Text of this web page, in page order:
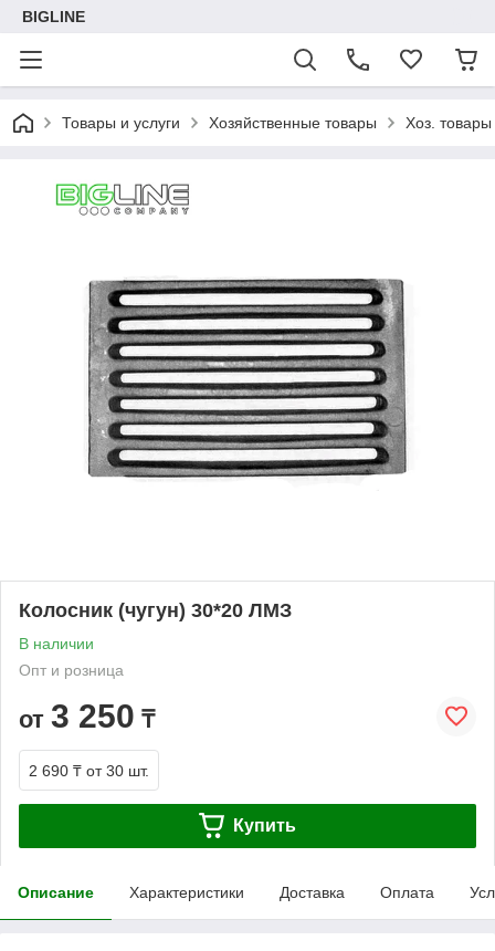
BIGLINE
Товары и услуги Хозяйственные товары Хоз.
Колосник (чугун) 30*20 ЛМЗ
В наличии
Опт и розница
от 3 250 ₸
2 690 ₸ от 30 шт.
Купить
Описание Характеристики Доставка Оплата